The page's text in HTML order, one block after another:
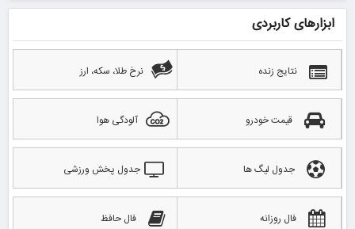
ابزارهای کاربردی
نتایج زنده نرخ طلا، سکه، ارز
قیمت خودرو آلودگی هوا
جدول لیگ ها جدول پخش ورزشی
فال روزانه فال حافظ